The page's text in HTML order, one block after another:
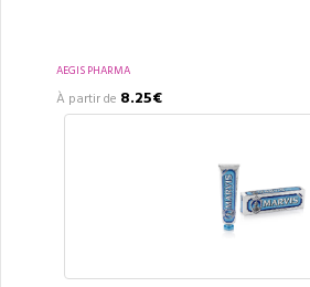
AEGIS PHARMA
À partir de 8.25€